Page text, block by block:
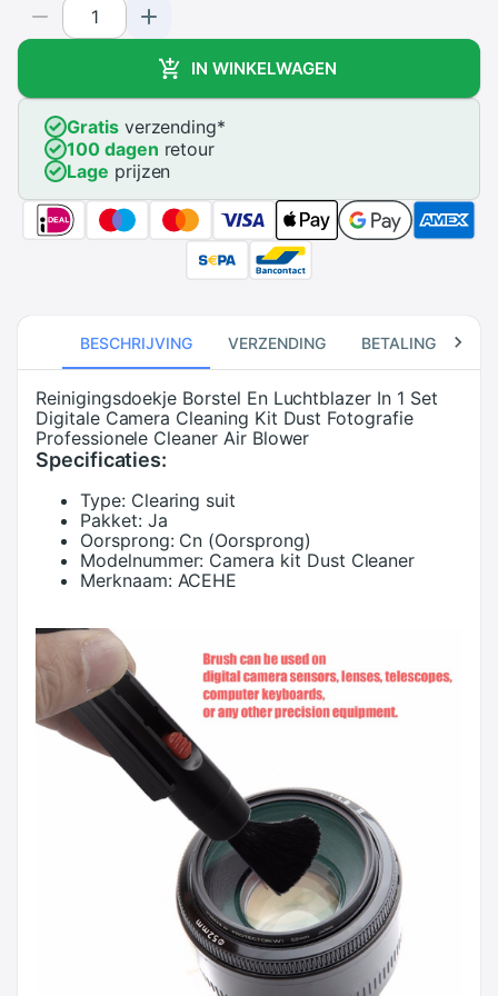
IN WINKELWAGEN
Gratisverzending*
100 dagen retour
Lage prijzen
BESCHRIJVING VERZENDING BETALING
Reinigingsdoekje Borstel En Luchtblazer In 1 Set
Digitale Camera Cleaning Kit Dust Fotografie
Professionele Cleaner Air Blower
Specificaties:
Type: Clearing suit
Pakket: Ja
Oorsprong: Cn (Oorsprong)
Modelnummer: Camera kit Dust Cleaner
Merknaam: ACEHE